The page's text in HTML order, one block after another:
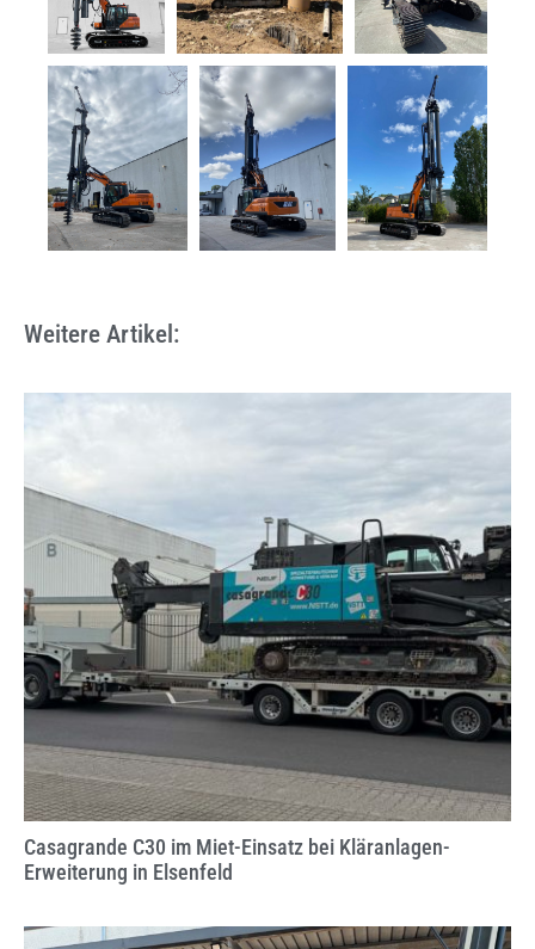
Weitere Artikel:
Casagrande C30 im Miet-Einsatz bei Kläranlagen-
Erweiterung in Elsenfeld